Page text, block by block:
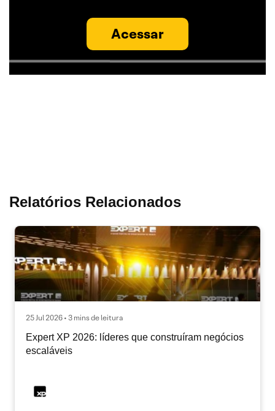
Acessar
Relatórios Relacionados
25 Jul 2026 • 3 mins de leitura
Expert XP 2026: líderes que construíram negócios
escaláveis